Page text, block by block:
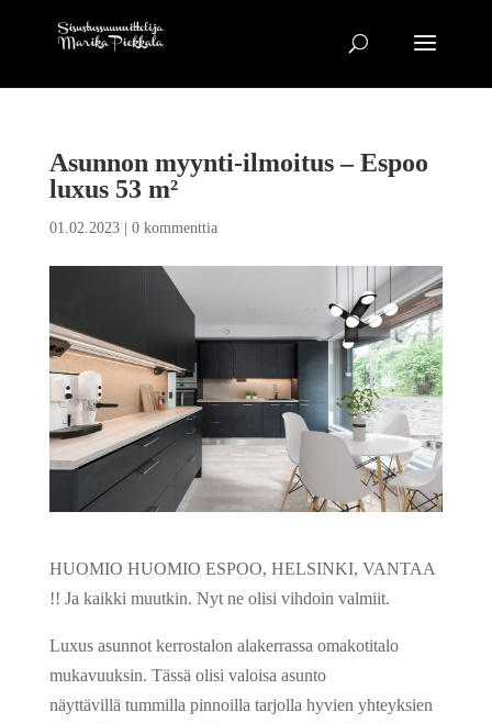
Asunnon myynti-ilmoitus – Espoo
luxus 53 m²
01.02.2023| 0 kommenttia
HUOMIO HUOMIO ESPOO, HELSINKI, VANTAA
!! Ja kaikki muutkin. Nyt ne olisi vihdoin valmiit.
Luxus asunnot kerrostalon alakerrassa omakotitalo
mukavuuksin. Tässä olisi valoisa asunto
näyttävillä tummilla pinnoilla tarjolla hyvien yhteyksien